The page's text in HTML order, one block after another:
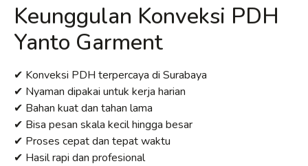
Keunggulan Konveksi PDH
Yanto Garment
✔ Konveksi PDH terpercaya di Surabaya
✔ Nyaman dipakai untuk kerja harian
✔ Bahan kuat dan tahan lama
✔ Bisa pesan skala kecil hingga besar
✔ Proses cepat dan tepat waktu
✔ Hasil rapi dan profesional